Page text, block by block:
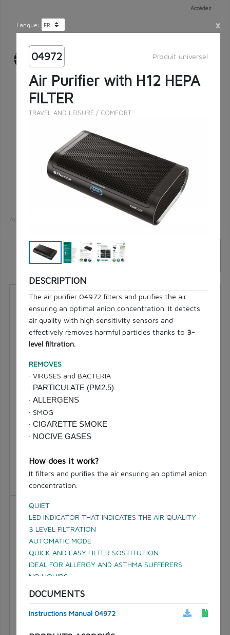
Accédez
Recherche exacte
Rechercher
Accueil
Filtres
07452
Modèle de feu LED
Voltage [V] 12
07453
Langue: ×
04972 Produit universel
Air Purifier with H12 HEPA
FILTER
TRAVEL AND LEISURE / COMFORT
DESCRIPTION
The air purifier 04972 filters and purifies the air
ensuring an optimal anion concentration. It detects
air quality with high sensitivity sensors and
effectively removes harmful particles thanks to 3-
level filtration.
REMOVES
∙ VIRUSES and BACTERIA
∙ PARTICULATE (PM2.5)
∙ ALLERGENS
∙ SMOG
∙ CIGARETTE SMOKE
∙ NOCIVE GASES
How does it work?
It filters and purifies the air ensuring an optimal anion
concentration.
QUIET
LED INDICATOR THAT INDICATES THE AIR QUALITY
3 LEVEL FILTRATION
AUTOMATIC MODE
QUICK AND EASY FILTER SOSTITUTION
IDEAL FOR ALLERGY AND ASTHMA SUFFERERS
NO LIQUIDS
Different installation possibilities in the car interior
TECHNICAL FEATURES
DOCUMENTS
Instructions Manual 04972